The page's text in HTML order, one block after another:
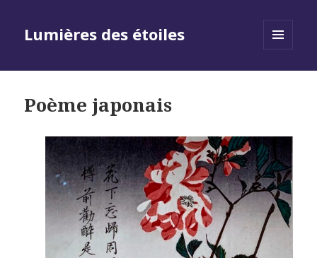
Lumières des étoiles
Poème japonais